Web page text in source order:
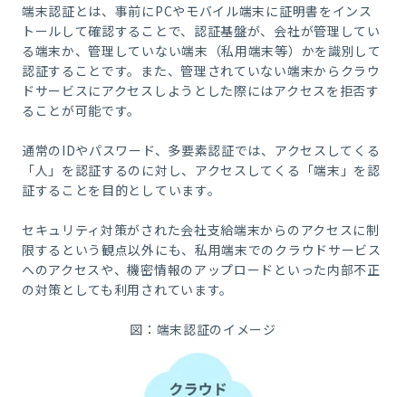
端末認証とは、事前にPCやモバイル端末に証明書をインス
トールして確認することで、認証基盤が、会社が管理してい
る端末か、管理していない端末（私用端末等）かを識別して
認証することです。また、管理されていない端末からクラウ
ドサービスにアクセスしようとした際にはアクセスを拒否す
ることが可能です。
通常のIDやパスワード、多要素認証では、アクセスしてくる
「人」を認証するのに対し、アクセスしてくる「端末」を認
証することを目的としています。
セキュリティ対策がされた会社支給端末からのアクセスに制
限するという観点以外にも、私用端末でのクラウドサービス
へのアクセスや、機密情報のアップロードといった内部不正
の対策としても利用されています。
図：端末認証のイメージ